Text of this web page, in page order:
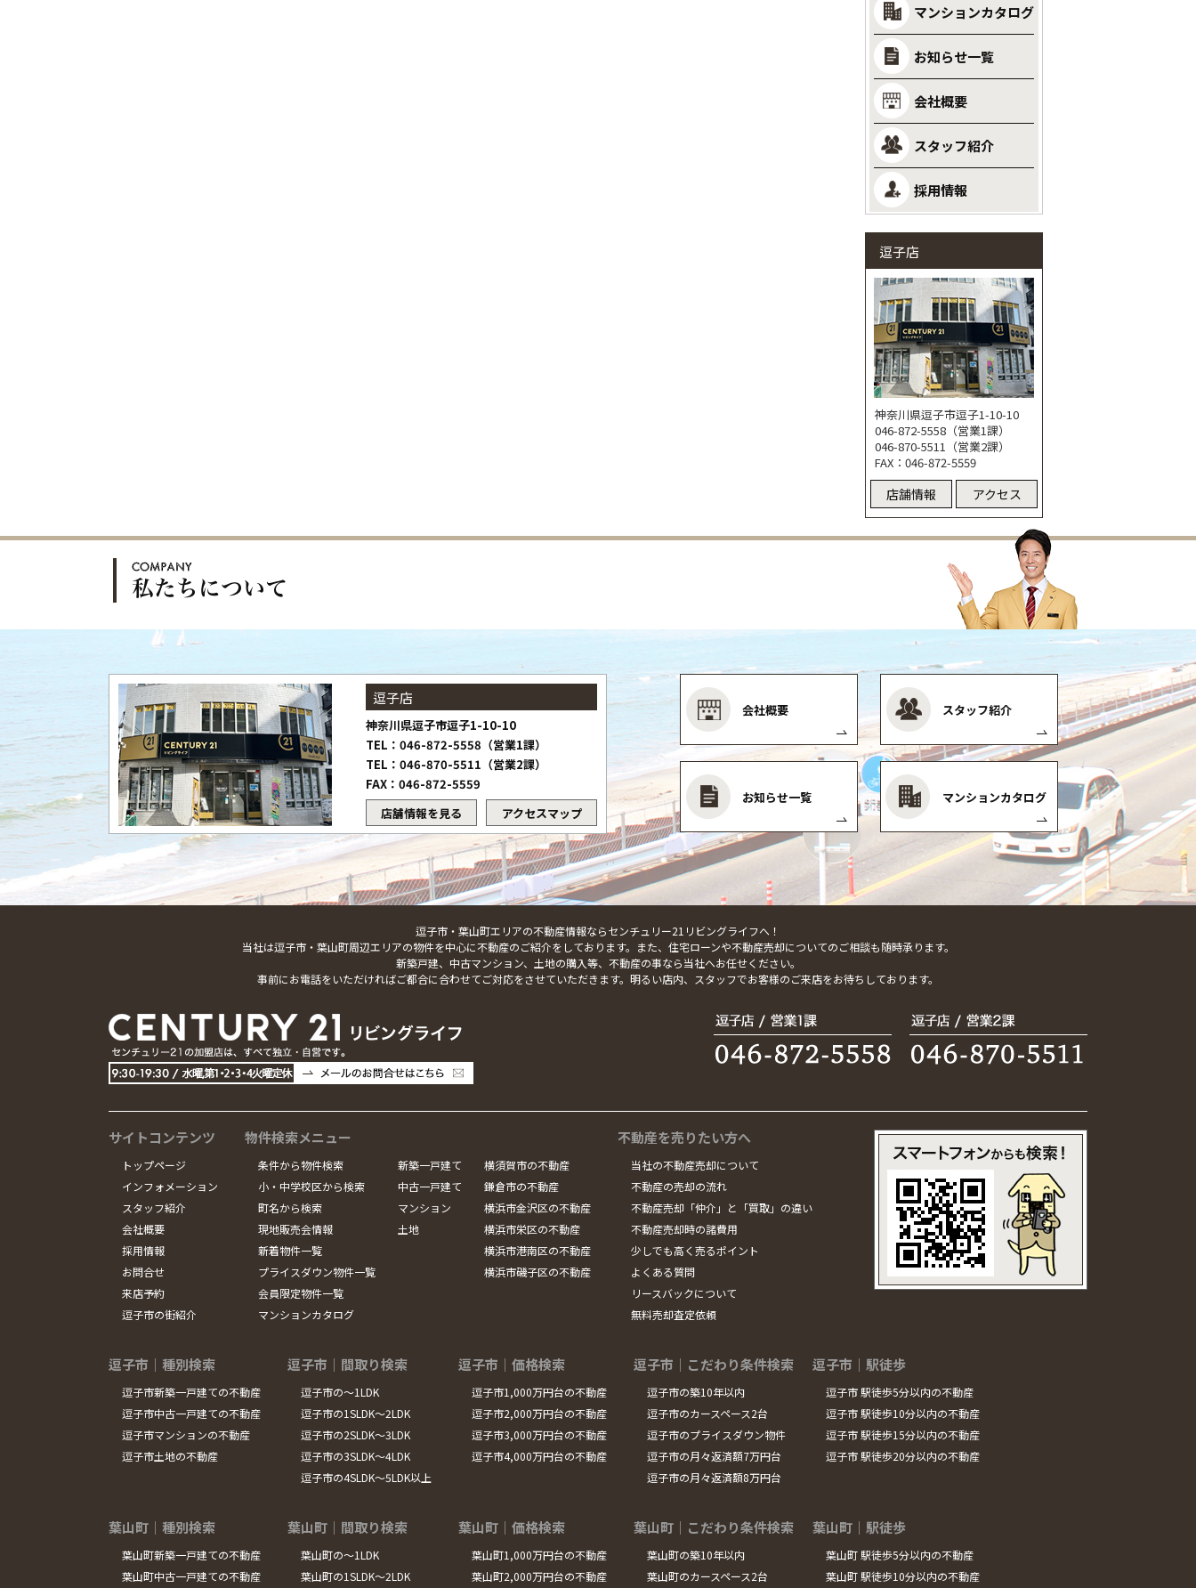
マンションカタログ
お知らせ一覧
会社概要
スタッフ紹介
採用情報
逗子店
神奈川県逗子市逗子1-10-10
046-872-5558（営業1課）
046-870-5511（営業2課）
FAX：046-872-5559
店舗情報 アクセス
逗子店
神奈川県逗子市逗子1-10-10
TEL：046-872-5558（営業1課）
TEL：046-870-5511（営業2課）
FAX：046-872-5559
店舗情報を見る
アクセスマップ
会社概要 スタッフ紹介
お知らせ一覧 マンションカタログ
逗子市・葉山町エリアの不動産情報ならセンチュリー21リビングライフへ！
当社は逗子市・葉山町周辺エリアの物件を中心に不動産のご紹介をしております。また、住宅ローンや不動産売却についてのご相談も随時承ります。
新築戸建、中古マンション、土地の購入等、不動産の事なら当社へお任せください。
事前にお電話をいただければご都合に合わせてご対応をさせていただきます。明るい店内、スタッフでお客様のご来店をお待ちしております。
サイトコンテンツ
トップページ
インフォメーション
スタッフ紹介
会社概要
採用情報
お問合せ
来店予約
逗子市の街紹介
物件検索メニュー
条件から物件検索
小・中学校区から検索
町名から検索
現地販売会情報
新着物件一覧
プライスダウン物件一覧
会員限定物件一覧
マンションカタログ
新築一戸建て
中古一戸建て
マンション
土地
横須賀市の不動産
鎌倉市の不動産
横浜市金沢区の不動産
横浜市栄区の不動産
横浜市港南区の不動産
横浜市磯子区の不動産
不動産を売りたい方へ
当社の不動産売却について
不動産の売却の流れ
不動産売却「仲介」と「買取」の違い
不動産売却時の諸費用
少しでも高く売るポイント
よくある質問
リースバックについて
無料売却査定依頼
逗子市｜種別検索
逗子市新築一戸建ての不動産
逗子市中古一戸建ての不動産
逗子市マンションの不動産
逗子市土地の不動産
逗子市｜間取り検索
逗子市の～1LDK
逗子市の1SLDK～2LDK
逗子市の2SLDK～3LDK
逗子市の3SLDK～4LDK
逗子市の4SLDK～5LDK以上
逗子市｜価格検索
逗子市1,000万円台の不動産
逗子市2,000万円台の不動産
逗子市3,000万円台の不動産
逗子市4,000万円台の不動産
逗子市｜こだわり条件検索
逗子市の築10年以内
逗子市のカースペース2台
逗子市のプライスダウン物件
逗子市の月々返済額7万円台
逗子市の月々返済額8万円台
逗子市｜駅徒歩
逗子市 駅徒歩5分以内の不動産
逗子市 駅徒歩10分以内の不動産
逗子市 駅徒歩15分以内の不動産
逗子市 駅徒歩20分以内の不動産
葉山町｜種別検索
葉山町新築一戸建ての不動産
葉山町中古一戸建ての不動産
葉山町｜間取り検索
葉山町の～1LDK
葉山町の1SLDK～2LDK
葉山町｜価格検索
葉山町1,000万円台の不動産
葉山町2,000万円台の不動産
葉山町｜こだわり条件検索
葉山町の築10年以内
葉山町のカースペース2台
葉山町｜駅徒歩
葉山町 駅徒歩5分以内の不動産
葉山町 駅徒歩10分以内の不動産